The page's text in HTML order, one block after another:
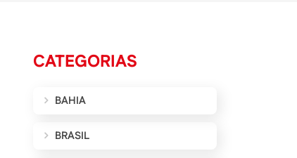
CATEGORIAS
BAHIA
BRASIL